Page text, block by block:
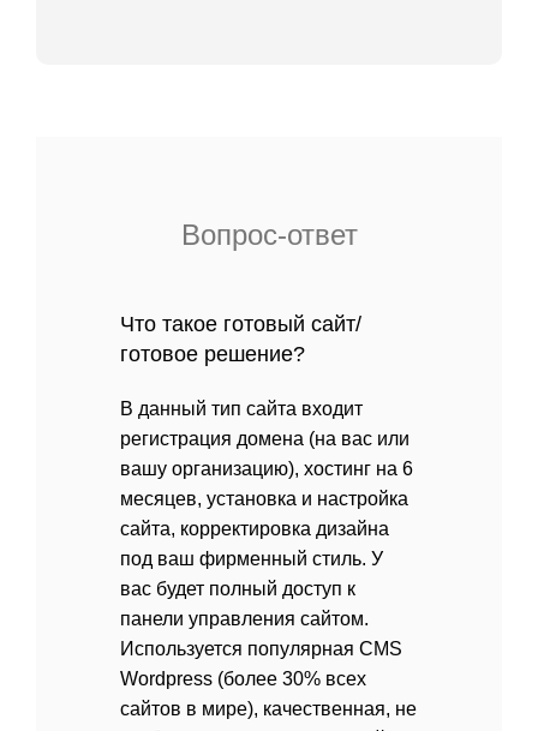
Вопрос-ответ
Что такое готовый сайт/
готовое решение?
В данный тип сайта входит
регистрация домена (на вас или
вашу организацию), хостинг на 6
месяцев, установка и настройка
сайта, корректировка дизайна
под ваш фирменный стиль. У
вас будет полный доступ к
панели управления сайтом.
Используется популярная CMS
Wordpress (более 30% всех
сайтов в мире), качественная, не